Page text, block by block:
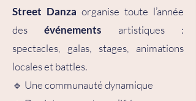
Street Danza organise toute l’année
desévénements artistiques :
spectacles, galas, stages, animations
locales et battles.
🔹 Une communauté dynamique